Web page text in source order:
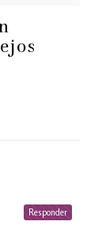
Responder